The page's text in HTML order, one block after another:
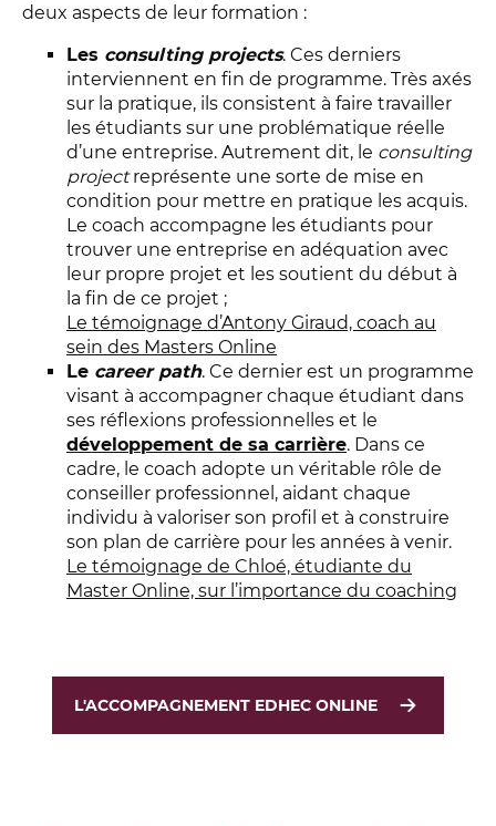
deux aspects de leur formation :
Les consulting projects. Ces derniers
interviennent en fin de programme. Très axés
sur la pratique, ils consistent à faire travailler
les étudiants sur une problématique réelle
d’une entreprise. Autrement dit, le consulting
projectreprésente une sorte de mise en
condition pour mettre en pratique les acquis.
Le coach accompagne les étudiants pour
trouver une entreprise en adéquation avec
leur propre projet et les soutient du début à
la fin de ce projet ;
Le témoignage d’Antony Giraud, coach au
sein des Masters Online
Le career path. Ce dernier est un programme
visant à accompagner chaque étudiant dans
ses réflexions professionnelles et le
développement de sa carrière. Dans ce
cadre, le coach adopte un véritable rôle de
conseiller professionnel, aidant chaque
individu à valoriser son profil et à construire
son plan de carrière pour les années à venir.
Le témoignage de Chloé, étudiante du
Master Online, sur l’importance du coaching
L'ACCOMPAGNEMENT EDHEC ONLINE